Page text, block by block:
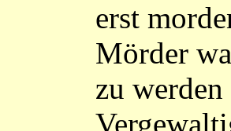
erst
Mörder
zu